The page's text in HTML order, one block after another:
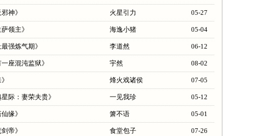
邪神》 火星引力 05-27
领主》 海逸小猪 05-04
最强炼气期》 李道然 06-12
一座混沌监狱》 宇然 08-02
》 烽火戏诸侯 07-05
星际：妻荣夫贵》 一见我珍 05-12
仙缘》 箫不语 05-01
剑帝》 食堂包子 07-26